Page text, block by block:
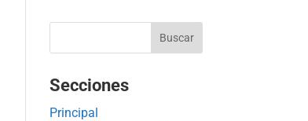
Secciones
Principal